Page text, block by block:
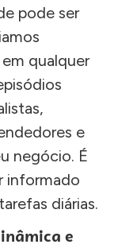
pode ser
qualquer
e
negócio. É
informado
diárias.
e